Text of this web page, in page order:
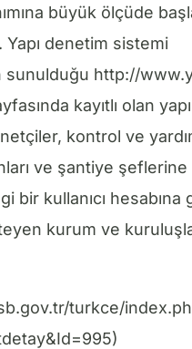
büyük ölçüde
denetim sistemi
sunulduğu http://
kayıtlı olan
kontrol ve
ve şantiye şeflerine
bir kullanıcı hesabına
kurum ve
turkce/